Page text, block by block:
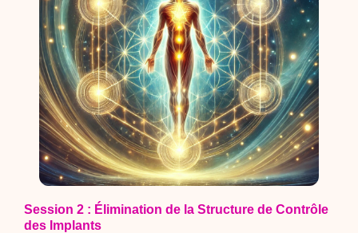
Session 2 : Élimination de la Structure de Contrôle
des Implants